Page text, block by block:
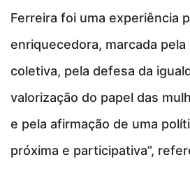
Ferreira foi uma experiência
enriquecedora, marcada
coletiva, pela defesa da
valorização do papel das
e pela afirmação de uma
próxima e participativa”,